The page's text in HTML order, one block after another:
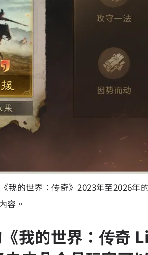
我的世界：传奇》2023年至2026年
容。
我的世界：传奇